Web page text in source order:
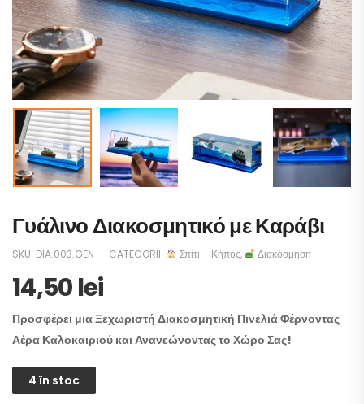
Γυάλινο Διακοσμητικό με Καράβι
SKU: DIA.003.GEN CATEGORII: Σπίτι – Κήπος, Διακόσμηση
14,50lei
Προσφέρει μια Ξεχωριστή Διακοσμητική Πινελιά Φέρνοντας
Αέρα Καλοκαιριού και Ανανεώνοντας το Χώρο Σας!
4 în stoc